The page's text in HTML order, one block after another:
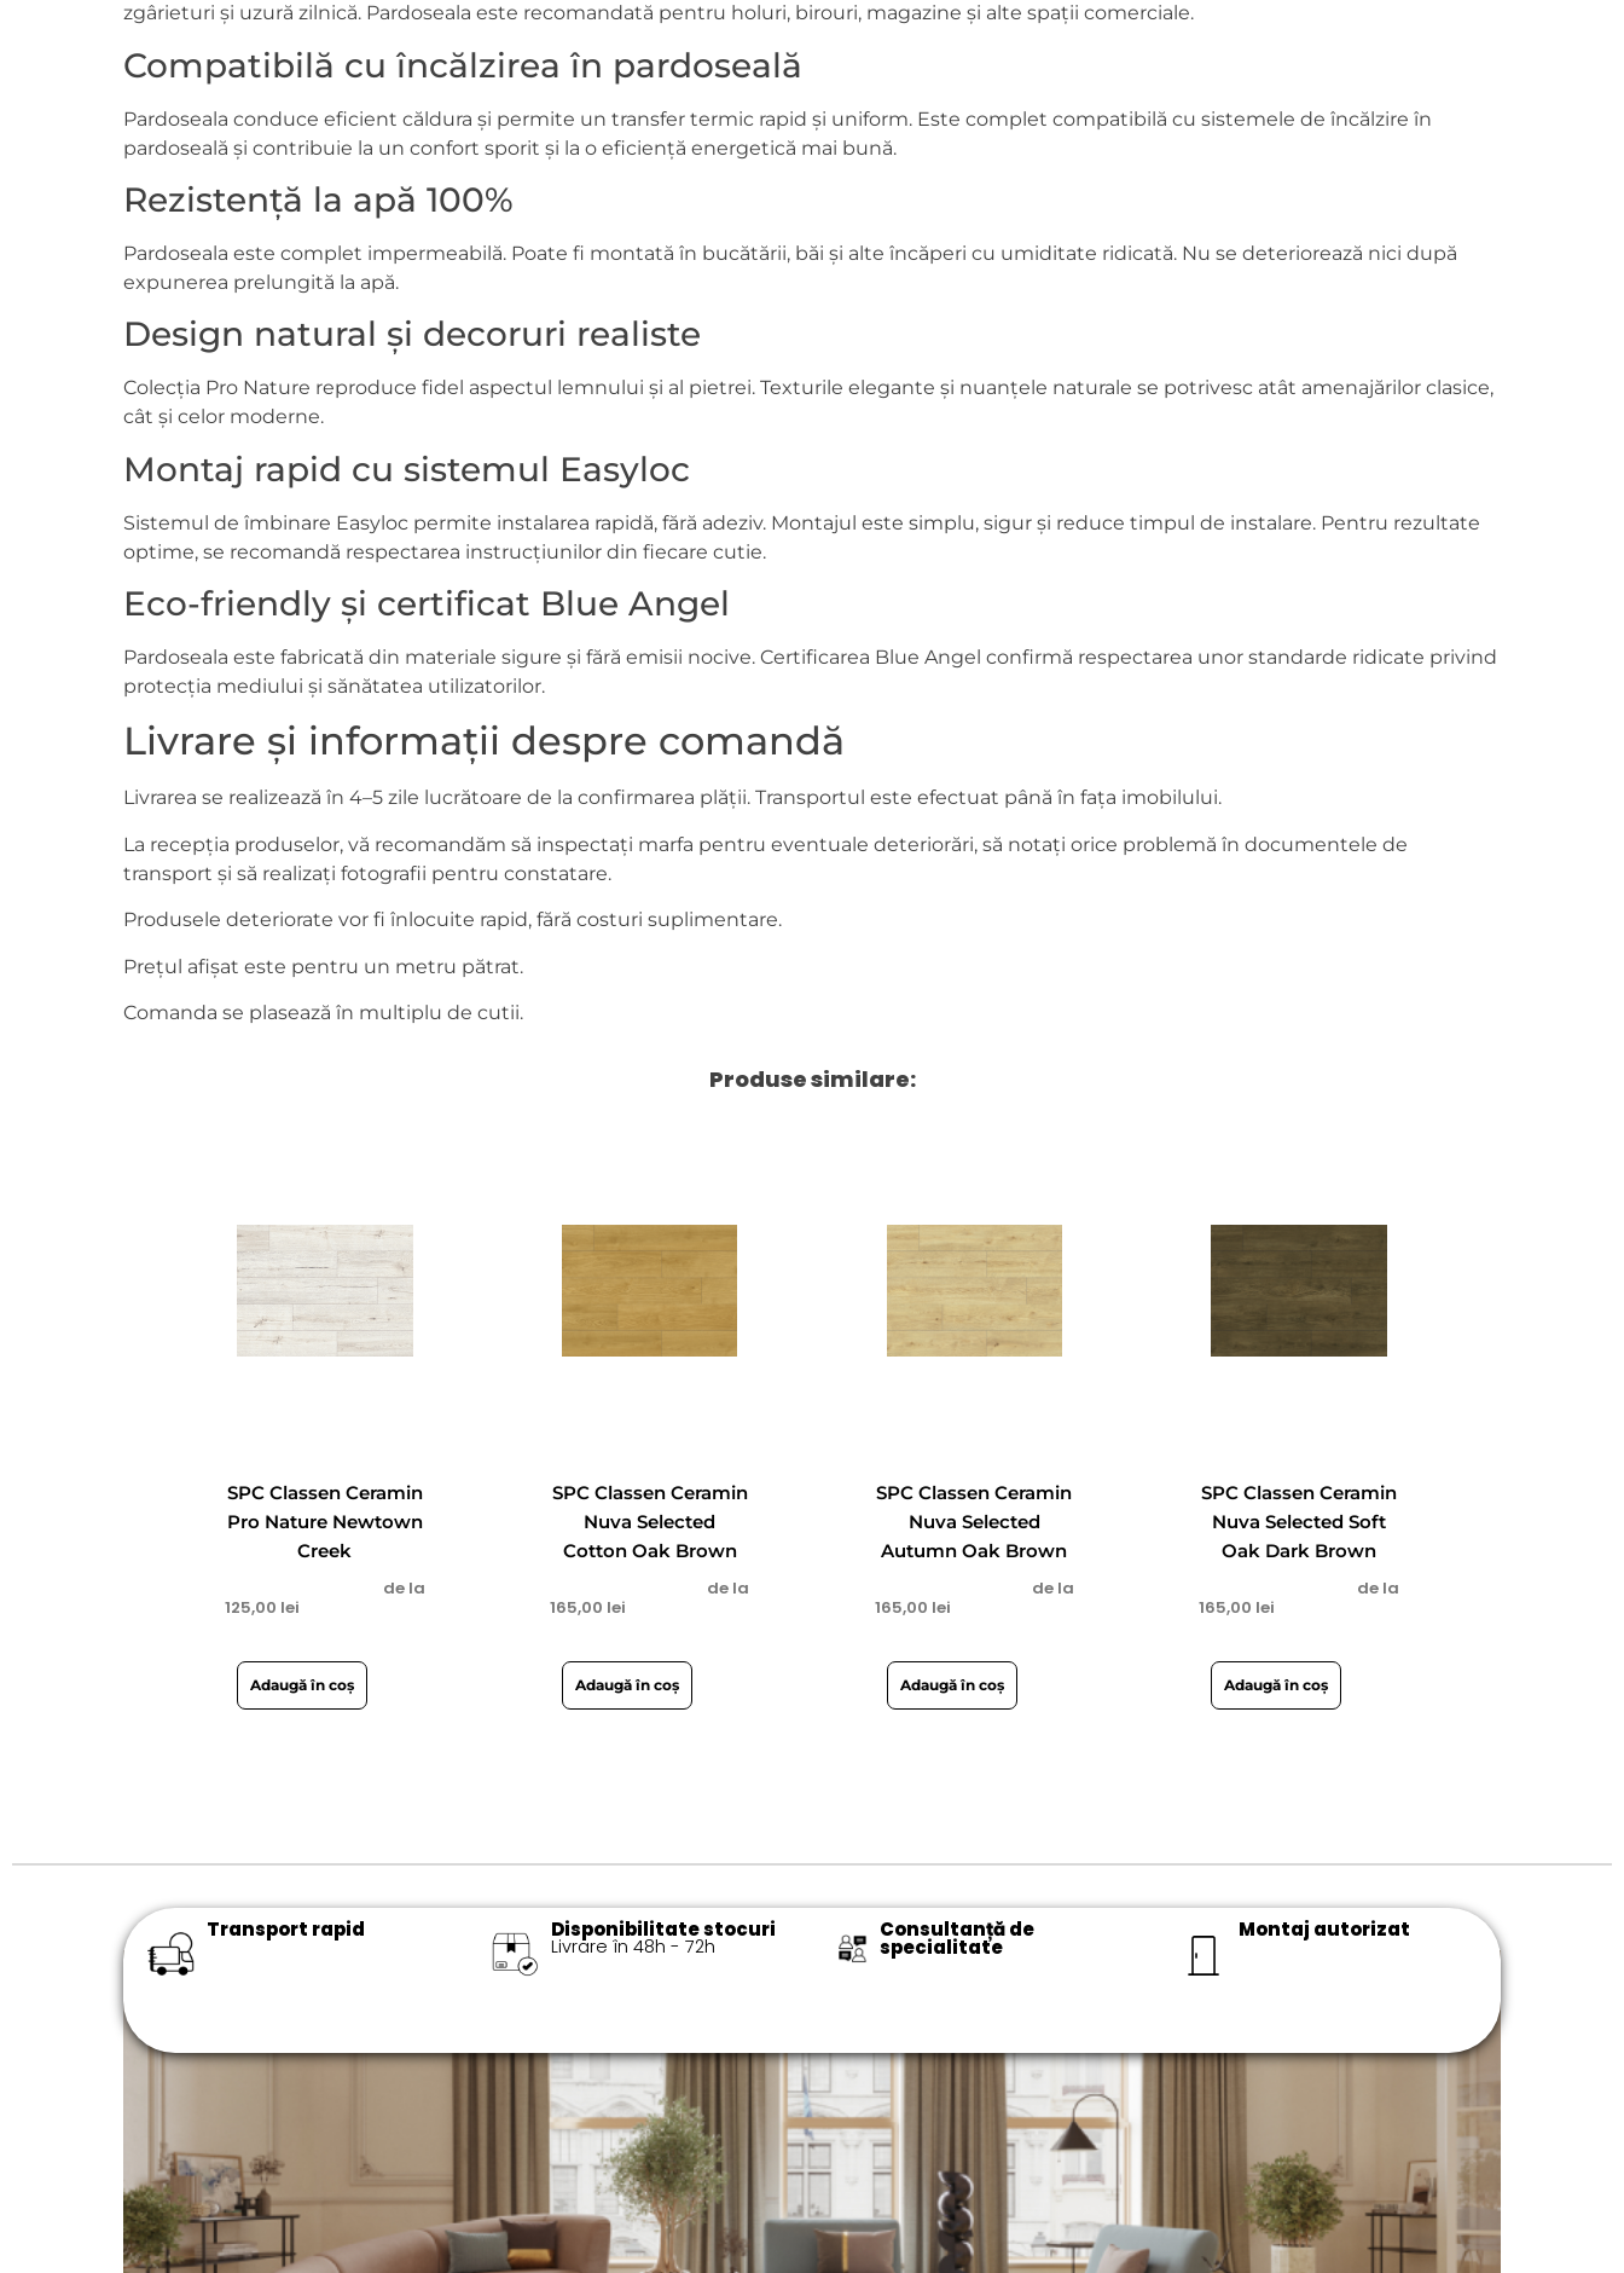
zgârieturi și uzură zilnică. Pardoseala este recomandată pentru holuri, birouri, magazine și alte spații comerciale.
Compatibilă cu încălzirea în pardoseală
Pardoseala conduce eficient căldura și permite un transfer termic rapid și uniform. Este complet compatibilă cu sistemele de încălzire în
pardoseală și contribuie la un confort sporit și la o eficiență energetică mai bună.
Rezistență la apă 100%
Pardoseala este complet impermeabilă. Poate fi montată în bucătării, băi și alte încăperi cu umiditate ridicată. Nu se deteriorează nici după
expunerea prelungită la apă.
Design natural și decoruri realiste
Colecția Pro Nature reproduce fidel aspectul lemnului și al pietrei. Texturile elegante și nuanțele naturale se potrivesc atât amenajărilor clasice,
cât și celor moderne.
Montaj rapid cu sistemul Easyloc
Sistemul de îmbinare Easyloc permite instalarea rapidă, fără adeziv. Montajul este simplu, sigur și reduce timpul de instalare. Pentru rezultate
optime, se recomandă respectarea instrucțiunilor din fiecare cutie.
Eco-friendly și certificat Blue Angel
Pardoseala este fabricată din materiale sigure și fără emisii nocive. Certificarea Blue Angel confirmă respectarea unor standarde ridicate privind
protecția mediului și sănătatea utilizatorilor.
Livrare și informații despre comandă
Livrarea se realizează în 4–5 zile lucrătoare de la confirmarea plății. Transportul este efectuat până în fața imobilului.
La recepția produselor, vă recomandăm să inspectați marfa pentru eventuale deteriorări, să notați orice problemă în documentele de
transport și să realizați fotografii pentru constatare.
Produsele deteriorate vor fi înlocuite rapid, fără costuri suplimentare.
Prețul afișat este pentru un metru pătrat.
Comanda se plasează în multiplu de cutii.
Produse similare:
SPC Classen Ceramin
Pro Nature Newtown
Creek
de la
125,00 lei
Adaugă în coș
SPC Classen Ceramin
Nuva Selected
Cotton Oak Brown
de la
165,00 lei
Adaugă în coș
SPC Classen Ceramin
Nuva Selected
Autumn Oak Brown
de la
165,00 lei
Adaugă în coș
SPC Classen Ceramin
Nuva Selected Soft
Oak Dark Brown
de la
165,00 lei
Adaugă în coș
Transport rapid Disponibilitate stocuri
Livrare în 48h - 72h​
Consultanță de
specialitate​
Montaj autorizat